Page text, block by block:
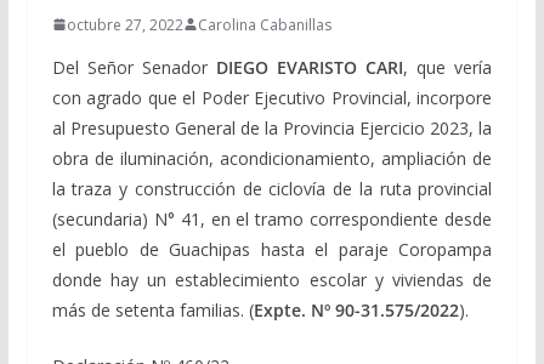
octubre 27, 2022 Carolina Cabanillas
Del Señor Senador DIEGO EVARISTO CARI, que vería
con agrado que el Poder Ejecutivo Provincial, incorpore
al Presupuesto General de la Provincia Ejercicio 2023, la
obra de iluminación, acondicionamiento, ampliación de
la traza y construcción de ciclovía de la ruta provincial
(secundaria) N° 41, en el tramo correspondiente desde
el pueblo de Guachipas hasta el paraje Coropampa
donde hay un establecimiento escolar y viviendas de
más de setenta familias. (Expte. Nº 90-31.575/2022).